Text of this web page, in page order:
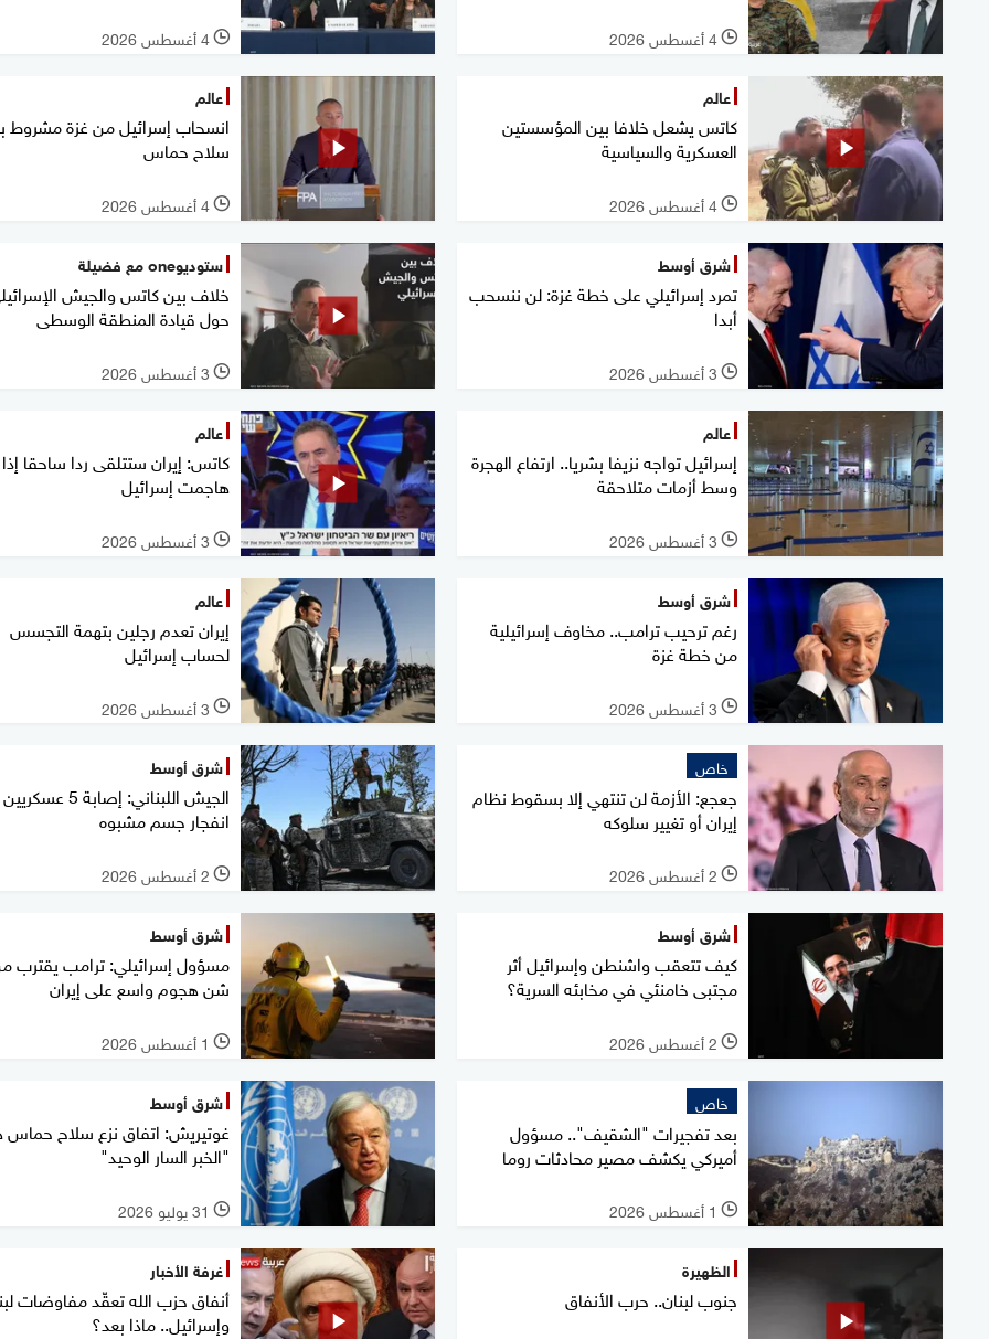
l 4 أغسطس 2026 l 4 أغسطس 2026
عالم
كاتس يشعل خلافا بين المؤسستين
العسكرية والسياسية
l 4 أغسطس 2026
عالم
انسحاب إسرائيل من غزة مشروط
سلاح حماس
l 4 أغسطس 2026
شرق أوسط
تمرد إسرائيلي على خطة غزة: لن ننسحب
أبدا
l 3 أغسطس 2026
ستوديوone مع فضيلة
خلاف بين كاتس والجيش
حول قيادة المنطقة الوسطى
l 3 أغسطس 2026
عالم
إسرائيل تواجه نزيفا بشريا.. ارتفاع الهجرة
وسط أزمات متلاحقة
l 3 أغسطس 2026
عالم
كاتس: إيران ستتلقى ردا ساحقا إذا
هاجمت إسرائيل
l 3 أغسطس 2026
شرق أوسط
رغم ترحيب ترامب.. مخاوف إسرائيلية
من خطة غزة
l 3 أغسطس 2026
عالم
إيران تعدم رجلين بتهمة التجسس
لحساب إسرائيل
l 3 أغسطس 2026
خاص
جعجع: الأزمة لن تنتهي إلا بسقوط نظام
إيران أو تغيير سلوكه
l 2 أغسطس 2026
شرق أوسط
الجيش اللبناني: إصابة
انفجار جسم مشبوه
l 2 أغسطس 2026
شرق أوسط
كيف تتعقب واشنطن وإسرائيل أثر
مجتبى خامنئي في مخابئه السرية؟
l 2 أغسطس 2026
شرق أوسط
مسؤول إسرائيلي: ترامب يقترب
شن هجوم واسع على إيران
l 1 أغسطس 2026
خاص
بعد تفجيرات "الشقيف".. مسؤول
أميركي يكشف مصير محادثات روما
l 1 أغسطس 2026
شرق أوسط
غوتيريش: اتفاق نزع سلاح حماس
"الخبر السار الوحيد"
l 31 يوليو 2026
الظهيرة
جنوب لبنان.. حرب الأنفاق
غرفة الأخبار
أنفاق حزب الله تعقّد مفاوضات
وإسرائيل.. ماذا بعد؟